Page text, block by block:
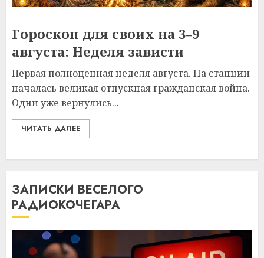
Гороскоп для своих на 3–9
августа: Неделя зависти
Первая полноценная неделя августа. На станции
началась великая отпускная гражданская война.
Одни уже вернулись...
ЧИТАТЬ ДАЛЕЕ
ЗАПИСКИ ВЕСЕЛОГО
РАДИОКОЧЕГАРА